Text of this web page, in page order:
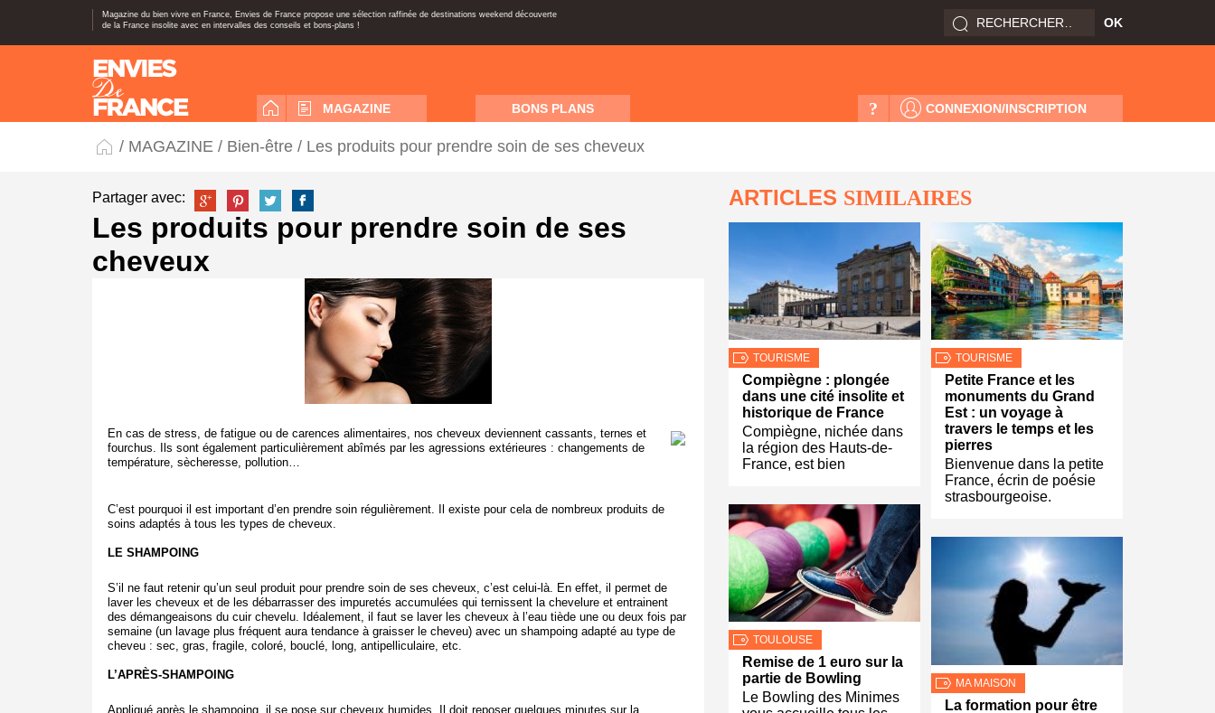
Magazine du bien vivre en France, Envies de France propose une sélection raffinée de destinations weekend découverte
de la France insolite avec en intervalles des conseils et bons-plans !
MAGAZINE BONS PLANS CONNEXION/INSCRIPTION
?
/ MAGAZINE / Bien-être / Les produits pour prendre soin de ses cheveux
Partager avec:
Les produits pour prendre soin de ses
cheveux
En cas de stress, de fatigue ou de carences alimentaires, nos cheveux deviennent cassants, ternes et
fourchus. Ils sont également particulièrement abîmés par les agressions extérieures : changements de
température, sècheresse, pollution…
C’est pourquoi il est important d’en prendre soin régulièrement. Il existe pour cela de nombreux produits de
soins adaptés à tous les types de cheveux.
LE SHAMPOING
S’il ne faut retenir qu’un seul produit pour prendre soin de ses cheveux, c’est celui-là. En effet, il permet de
laver les cheveux et de les débarrasser des impuretés accumulées qui ternissent la chevelure et entrainent
des démangeaisons du cuir chevelu. Idéalement, il faut se laver les cheveux à l’eau tiède une ou deux fois par
semaine (un lavage plus fréquent aura tendance à graisser le cheveu) avec un shampoing adapté au type de
cheveu : sec, gras, fragile, coloré, bouclé, long, antipelliculaire, etc.
L’APRÈS-SHAMPOING
Appliqué après le shampoing, il se pose sur cheveux humides. Il doit reposer quelques minutes sur la
ARTICLES SIMILAIRES
TOURISME
Compiègne : plongée
dans une cité insolite et
historique de France
Compiègne, nichée dans
la région des Hauts-de-
France, est bien
TOULOUSE
Remise de 1 euro sur la
partie de Bowling
Le Bowling des Minimes
TOURISME
Petite France et les
monuments du Grand
Est : un voyage à
travers le temps et les
pierres
Bienvenue dans la petite
France, écrin de poésie
strasbourgeoise.
MA MAISON
La formation pour être